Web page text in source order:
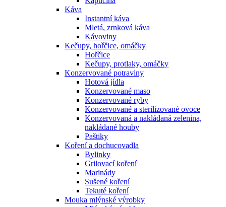
Káva
Instantní káva
Mletá, zrnková káva
Kávoviny
Kečupy, hořčice, omáčky
Hořčice
Kečupy, protlaky, omáčky
Konzervované potraviny
Hotová jídla
Konzervované maso
Konzervované ryby
Konzervované a sterilizované ovoce
Konzervovaná a nakládaná zelenina,
nakládané houby
Paštiky
Koření a dochucovadla
Bylinky
Grilovací koření
Marinády
Sušené koření
Tekuté koření
Mouka mlýnské výrobky